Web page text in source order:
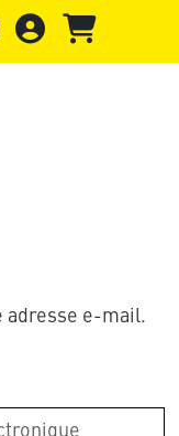
de la page
adresse e-mail.